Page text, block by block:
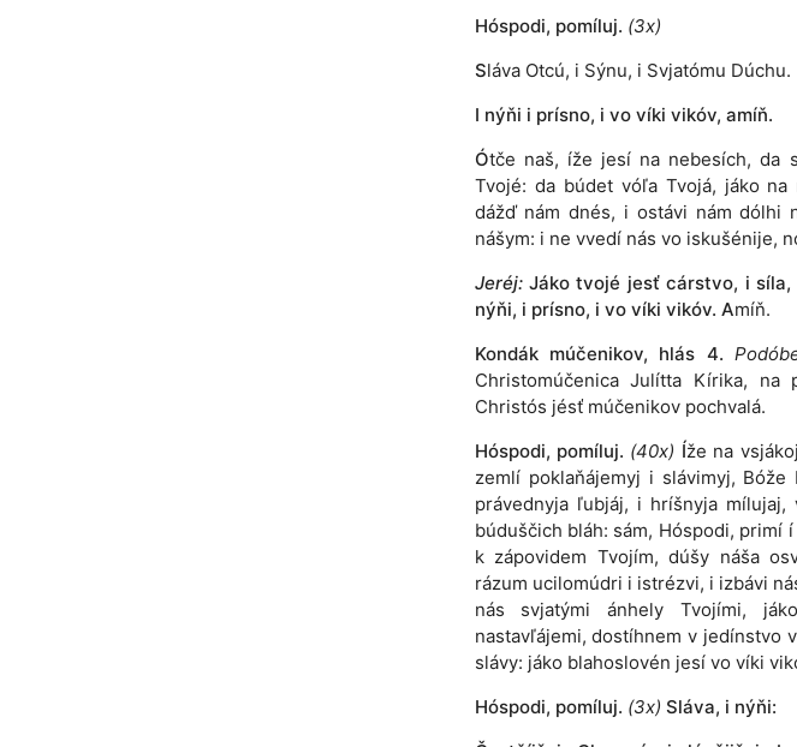
Hóspodi, pomíluj. (3x)
Sláva Otcú, i Sýnu, i Svjatómu Dúchu.
I nýňi i prísno, i vo víki vikóv, amíň.
Ótče naš, íže jesí na nebesích, da
Tvojé: da búdet vóľa Tvojá, jáko
dážď nám dnés, i ostávi nám dólhi
nášym: i ne vvedí nás vo iskušénije,
Jeréj:Jáko tvojé jesť cárstvo, i síla,
nýňi, i prísno, i vo víki vikóv. Amíň.
Kondák múčenikov, hlás 4.
Christomúčenica Julítta Kírika, na
Christós jésť múčenikov pochvalá.
Hóspodi, pomíluj. (40x) Íže na
zemlí poklaňájemyj i slávimyj,
právednyja ľubjáj, i hríšnyja
búduščich bláh: sám, Hóspodi, primí
k zápovidem Tvojím, dúšy náša
rázum ucilomúdri i istrézvi, i izbávi
nás svjatými ánhely Tvojími,
nastavľájemi, dostíhnem v jedínstvo
slávy: jáko blahoslovén jesí vo víki
Hóspodi, pomíluj. (3x) Sláva, i nýňi: